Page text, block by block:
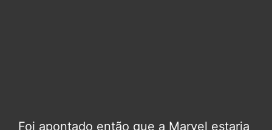
Foi apontado então que a Marvel estaria